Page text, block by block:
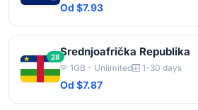
Od $7.93
28Srednjoafrička Republika
1GB - Unlimited 1-30 days
Od $7.87